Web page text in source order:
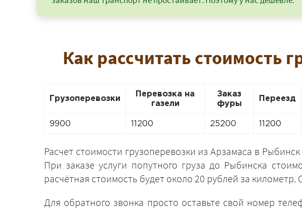
Как рассчитать стоимость
Грузоперевозки
Перевозка на
газели
Заказ
фуры
Переезд
9900 11200 25200 11200
Расчет стоимости грузоперевозки из Арзамаса в
При заказе услуги попутного груза до Рыбинска
расчётная стоимость будет около 20 рублей за
Для обратного звонка просто оставьте свой номер